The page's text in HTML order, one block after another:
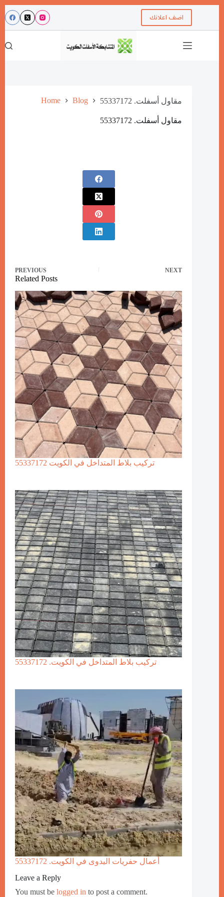
اضف اعلانك
Home Blog مقاول أسفلت. 55337172
مقاول أسفلت. 55337172
PREVIOUS NEXT
Related Posts
تركيب بلاط المتداخل في الكويت 55337172
تركيب بلاط المتداخل في الكويت. 55337172
أعمال حفريات اليدوى في الكويت. 55337172
Leave a Reply
You must be logged in to post a comment.